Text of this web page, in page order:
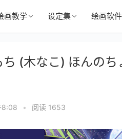
画教学 设定集 绘画软件
(木なこ) ほんのち
8:08 • 阅读 1653